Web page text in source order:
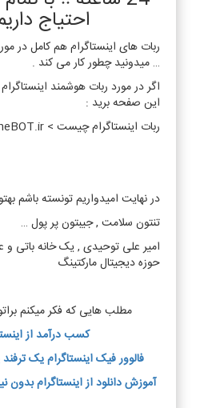
احتیاج داریم
ربات های اینستاگرام هم کامل در
… میدونید چطور کار می کند .
اگر در مورد ربات هوشمند اینستاگرام
این صفحه برید :
ربات اینستاگرام چیست > www.KhaneBOT.ir
در نهایت امیدواریم تونسته باشم
تنتون سلامت , جیبتون پر پول …
امیر علی توحیدی , یک خانه باتی و
حوزه دیجیتال مارکتینگ
مطلب هایی که فکر میکنم براتون
کسب درآمد از
فالوور فیک اینستاگرام یک ترفند یا
آموزش دانلود از اینستاگرام بدون نیاز